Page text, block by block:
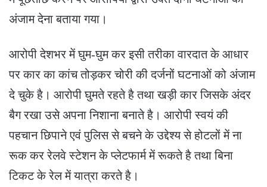
अंजाम देना बताया गया।
आरोपी देशभर में घुम-घुम कर इसी तरीका वारदात के आधार
पर कार का कांच तोड़कर चोरी की दर्जनों घटनाओं को अंजाम
दे चुके है। आरोपी घुमते रहते है तथा खड़ी कार जिसके अंदर
बैग रखा उसे अपना निशाना बनाते है। आरोपी स्वयं की
पहचान छिपाने एवं पुलिस से बचने के उद्देश्य से होटलों में ना
रूक कर रेलवे स्टेशन के प्लेटफार्म में रूकते है तथा बिना
टिकट के रेल में यात्रा करते है।